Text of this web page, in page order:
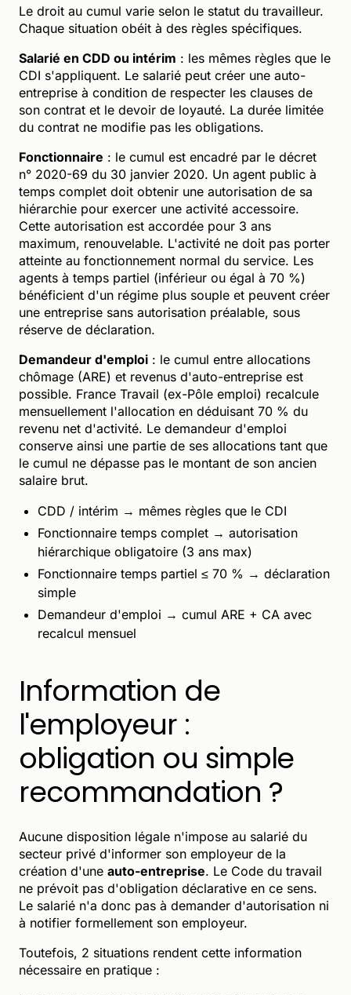
Le droit au cumul varie selon le statut du travailleur.
Chaque situation obéit à des règles spécifiques.
Salarié en CDD ou intérim : les mêmes règles que le
CDI s'appliquent. Le salarié peut créer une auto-
entreprise à condition de respecter les clauses de
son contrat et le devoir de loyauté. La durée limitée
du contrat ne modifie pas les obligations.
Fonctionnaire : le cumul est encadré par le décret
n° 2020-69 du 30 janvier 2020. Un agent public à
temps complet doit obtenir une autorisation de sa
hiérarchie pour exercer une activité accessoire.
Cette autorisation est accordée pour 3 ans
maximum, renouvelable. L'activité ne doit pas porter
atteinte au fonctionnement normal du service. Les
agents à temps partiel (inférieur ou égal à 70 %)
bénéficient d'un régime plus souple et peuvent créer
une entreprise sans autorisation préalable, sous
réserve de déclaration.
Demandeur d'emploi : le cumul entre allocations
chômage (ARE) et revenus d'auto-entreprise est
possible. France Travail (ex-Pôle emploi) recalcule
mensuellement l'allocation en déduisant 70 % du
revenu net d'activité. Le demandeur d'emploi
conserve ainsi une partie de ses allocations tant que
le cumul ne dépasse pas le montant de son ancien
salaire brut.
CDD / intérim → mêmes règles que le CDI
Fonctionnaire temps complet → autorisation
hiérarchique obligatoire (3 ans max)
Fonctionnaire temps partiel ≤ 70 % → déclaration
simple
Demandeur d'emploi → cumul ARE + CA avec
recalcul mensuel
Information de
l'employeur :
obligation ou simple
recommandation ?
Aucune disposition légale n'impose au salarié du
secteur privé d'informer son employeur de la
création d'une auto-entreprise. Le Code du travail
ne prévoit pas d'obligation déclarative en ce sens.
Le salarié n'a donc pas à demander d'autorisation ni
à notifier formellement son employeur.
Toutefois, 2 situations rendent cette information
nécessaire en pratique :